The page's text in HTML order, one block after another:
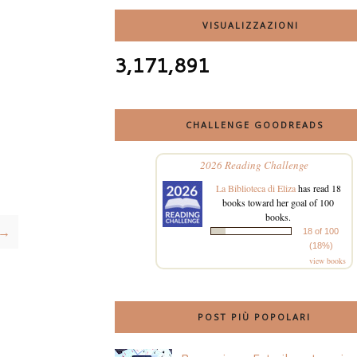
VISUALIZZAZIONI
3,171,891
CHALLENGE GOODREADS
2026 Reading Challenge
La Biblioteca di Elizahas read 18
books toward her goal of 100
books.
18 of 100
(18%)
view books
POST PIÙ POPOLARI